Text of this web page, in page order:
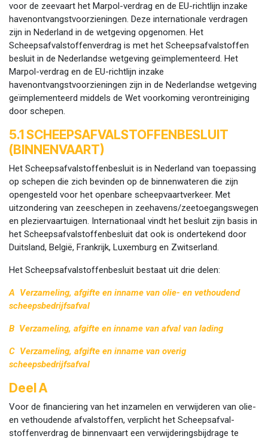
voor de zeevaart het Marpol-verdrag en de EU-richtlijn inzake
havenontvangstvoorzieningen. Deze internationale verdragen
zijn in Nederland in de wetgeving opgenomen. Het
Scheepsafvalstoffenverdrag is met het Scheepsafvalstoffen
besluit in de Nederlandse wetgeving geïmplementeerd. Het
Marpol-verdrag en de EU-richtlijn inzake
havenontvangstvoorzieningen zijn in de Nederlandse wetgeving
geïmplementeerd middels de Wet voorkoming verontreiniging
door schepen.
5.1 SCHEEPSAFVALSTOFFENBESLUIT
(BINNENVAART)
Het Scheepsafvalstoffenbesluit is in Nederland van toepassing
op schepen die zich bevinden op de binnenwateren die zijn
opengesteld voor het openbare scheepvaartverkeer. Met
uitzondering van zeeschepen in zeehavens/zeetoegangswegen
en pleziervaartuigen. Internationaal vindt het besluit zijn basis in
het Scheepsafvalstoffenbesluit dat ook is ondertekend door
Duitsland, België, Frankrijk, Luxemburg en Zwitserland.
Het Scheepsafvalstoffenbesluit bestaat uit drie delen:
A Verzameling, afgifte en inname van olie- en vethoudend
scheepsbedrijfsafval
B Verzameling, afgifte en inname van afval van lading
C Verzameling, afgifte en inname van overig
scheepsbedrijfsafval
Deel A
Voor de financiering van het inzamelen en verwijderen van olie-
en vethoudende afvalstoffen, verplicht het Scheepsafval-
stoffenverdrag de binnenvaart een verwijderingsbijdrage te